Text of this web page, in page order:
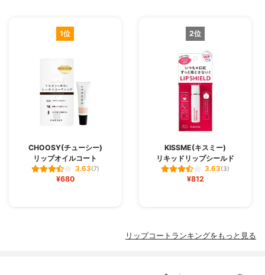
1位
CHOOSY(チューシー)
リップオイルコート
3.63(7)
¥680
2位
KISSME(キスミー)
リキッドリップシールド
3.63(3)
¥812
リップコートランキングをもっと見る